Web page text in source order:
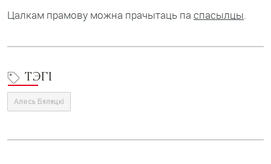
Цалкам прамову можна прачытаць па спасылцы.
ТЭГІ
Алесь Бяляцкі